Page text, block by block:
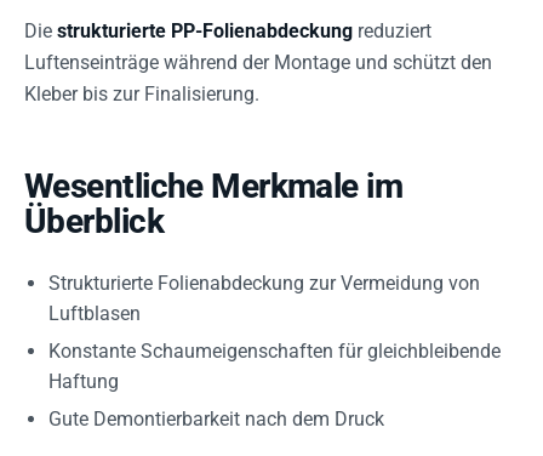
Die strukturierte PP-Folienabdeckung reduziert
Luftenseinträge während der Montage und schützt den
Kleber bis zur Finalisierung.
Wesentliche Merkmale im
Überblick
Strukturierte Folienabdeckung zur Vermeidung von
Luftblasen
Konstante Schaumeigenschaften für gleichbleibende
Haftung
Gute Demontierbarkeit nach dem Druck